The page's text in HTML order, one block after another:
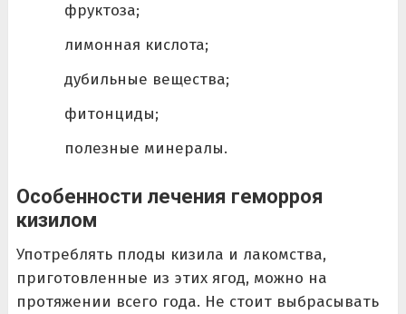
фруктоза;
лимонная кислота;
дубильные вещества;
фитонциды;
полезные минералы.
Особенности лечения геморроя
кизилом
Употреблять плоды кизила и лакомства,
приготовленные из этих ягод, можно на
протяжении всего года. Не стоит выбрасывать